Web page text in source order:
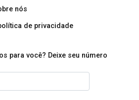
nós
de privacidade
para você? Deixe seu número